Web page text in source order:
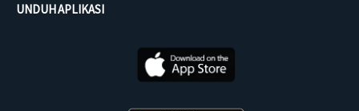
UNDUH APLIKASI